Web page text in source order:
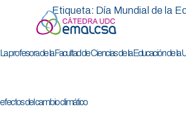
Etiqueta: Día Mundial de la
La profesora de la Facultad de Ciencias de la Educación de
efectos del cambio climático